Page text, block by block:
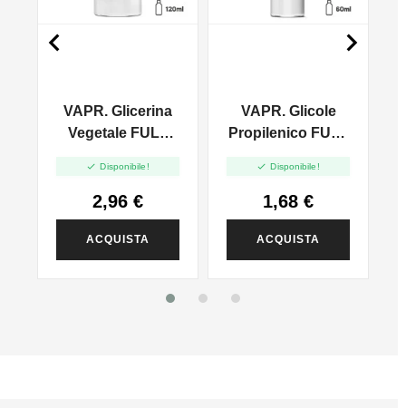
VAPR. Glicerina
Vegetale FULL
120ml
 Disponibile!
2,96 €
ACQUISTA
VAPR. Glicole
Propilenico FULL
 Disponibile!
1,68 €
ACQUISTA
 